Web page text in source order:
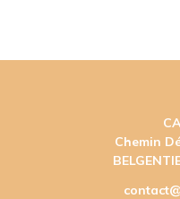
Chemin